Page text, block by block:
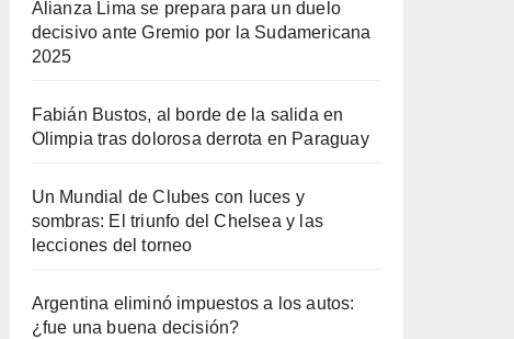
Alianza Lima se prepara para un duelo
decisivo ante Gremio por la Sudamericana
2025
Fabián Bustos, al borde de la salida en
Olimpia tras dolorosa derrota en Paraguay
Un Mundial de Clubes con luces y
sombras: El triunfo del Chelsea y las
lecciones del torneo
Argentina eliminó impuestos a los autos:
¿fue una buena decisión?